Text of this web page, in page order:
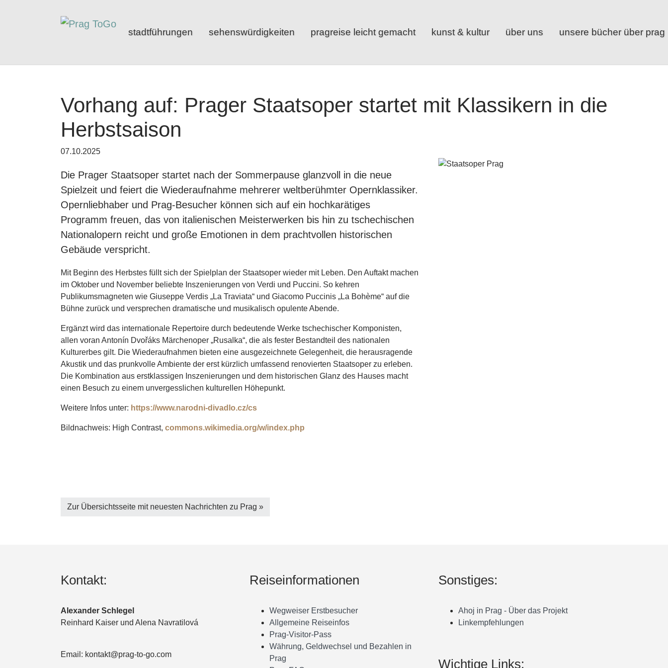
stadtführungen sehenswürdigkeiten pragreise leicht gemacht kunst & kultur über uns unsere bücher über prag
Vorhang auf: Prager Staatsoper startet mit Klassikern in die
Herbstsaison
07.10.2025
Die Prager Staatsoper startet nach der Sommerpause glanzvoll in die neue
Spielzeit und feiert die Wiederaufnahme mehrerer weltberühmter Opernklassiker.
Opernliebhaber und Prag-Besucher können sich auf ein hochkarätiges
Programm freuen, das von italienischen Meisterwerken bis hin zu tschechischen
Nationalopern reicht und große Emotionen in dem prachtvollen historischen
Gebäude verspricht.
Mit Beginn des Herbstes füllt sich der Spielplan der Staatsoper wieder mit Leben. Den Auftakt machen
im Oktober und November beliebte Inszenierungen von Verdi und Puccini. So kehren
Publikumsmagneten wie Giuseppe Verdis „La Traviata“ und Giacomo Puccinis „La Bohème“ auf die
Bühne zurück und versprechen dramatische und musikalisch opulente Abende.
Ergänzt wird das internationale Repertoire durch bedeutende Werke tschechischer Komponisten,
allen voran Antonín Dvořáks Märchenoper „Rusalka“, die als fester Bestandteil des nationalen
Kulturerbes gilt. Die Wiederaufnahmen bieten eine ausgezeichnete Gelegenheit, die herausragende
Akustik und das prunkvolle Ambiente der erst kürzlich umfassend renovierten Staatsoper zu erleben.
Die Kombination aus erstklassigen Inszenierungen und dem historischen Glanz des Hauses macht
einen Besuch zu einem unvergesslichen kulturellen Höhepunkt.
Weitere Infos unter: https://www.narodni-divadlo.cz/cs
Bildnachweis: High Contrast, commons.wikimedia.org/w/index.php
Zur Übersichtsseite mit neuesten Nachrichten zu Prag »
Kontakt:
Alexander Schlegel
Reinhard Kaiser und Alena Navratilová
Email: kontakt@prag-to-go.com
Reiseinformationen
Wegweiser Erstbesucher
Allgemeine Reiseinfos
Prag-Visitor-Pass
Währung, Geldwechsel und Bezahlen in
Prag
Sonstiges:
Ahoj in Prag - Über das Projekt
Linkempfehlungen
Wichtige Links: